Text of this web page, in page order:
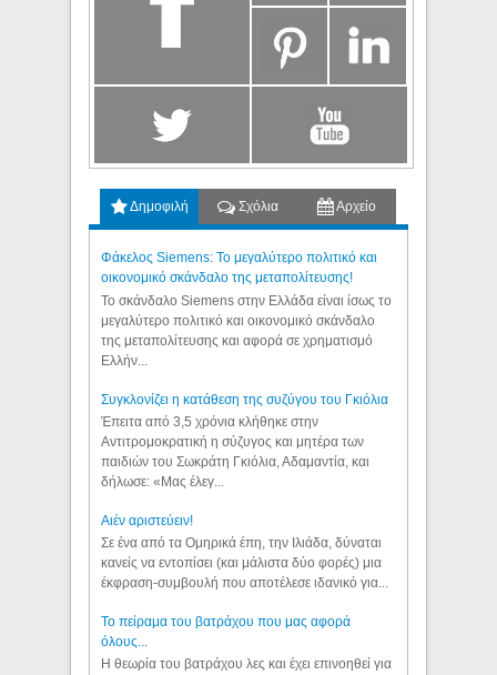
Δημοφιλή Σχόλια Αρχείο
Φάκελος Siemens: Το μεγαλύτερο πολιτικό και
οικονομικό σκάνδαλο της μεταπολίτευσης!
Το σκάνδαλο Siemens στην Ελλάδα είναι ίσως το
μεγαλύτερο πολιτικό και οικονομικό σκάνδαλο
της μεταπολίτευσης και αφορά σε χρηματισμό
Ελλήν...
Συγκλονίζει η κατάθεση της συζύγου του Γκιόλια
Έπειτα από 3,5 χρόνια κλήθηκε στην
Αντιτρομοκρατική η σύζυγος και μητέρα των
παιδιών του Σωκράτη Γκιόλια, Αδαμαντία, και
δήλωσε: «Μας έλεγ...
Aιέν αριστεύειν!
Σε ένα από τα Ομηρικά έπη, την Ιλιάδα, δύναται
κανείς να εντοπίσει (και μάλιστα δύο φορές) μια
έκφραση-συμβουλή που αποτέλεσε ιδανικό για...
Το πείραμα του βατράχου που μας αφορά
όλους...
Η θεωρία του βατράχου λες και έχει επινοηθεί για